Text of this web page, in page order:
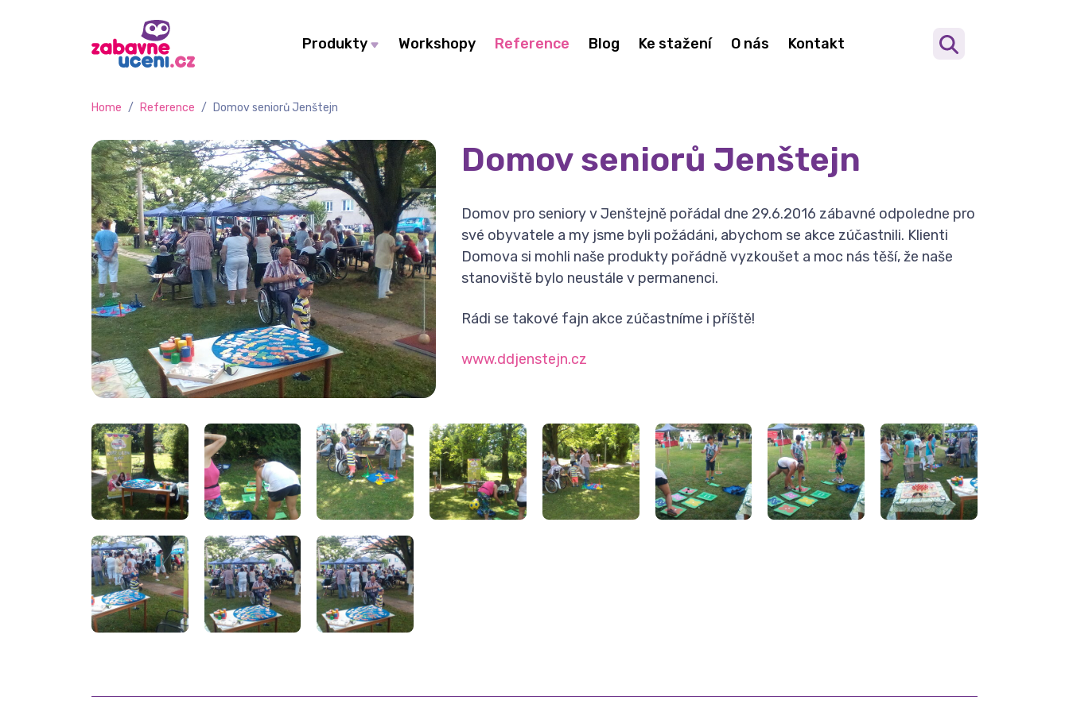
Produkty Workshopy Reference Blog Ke stažení O nás Kontakt
Home / Reference / Domov seniorů Jenštejn
Domov seniorů Jenštejn
Domov pro seniory v Jenštejně pořádal dne 29.6.2016 zábavné odpoledne pro
své obyvatele a my jsme byli požádáni, abychom se akce zúčastnili. Klienti
Domova si mohli naše produkty pořádně vyzkoušet a moc nás těší, že naše
stanoviště bylo neustále v permanenci.
Rádi se takové fajn akce zúčastníme i příště!
www.ddjenstejn.cz